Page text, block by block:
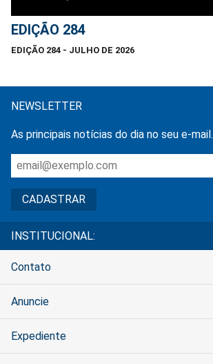
EDIÇÃO 284
EDIÇÃO 284 - JULHO DE 2026
NEWSLETTER
As principais notícias do dia no seu e-mail.
INSTITUCIONAL:
Contato
Anuncie
Expediente